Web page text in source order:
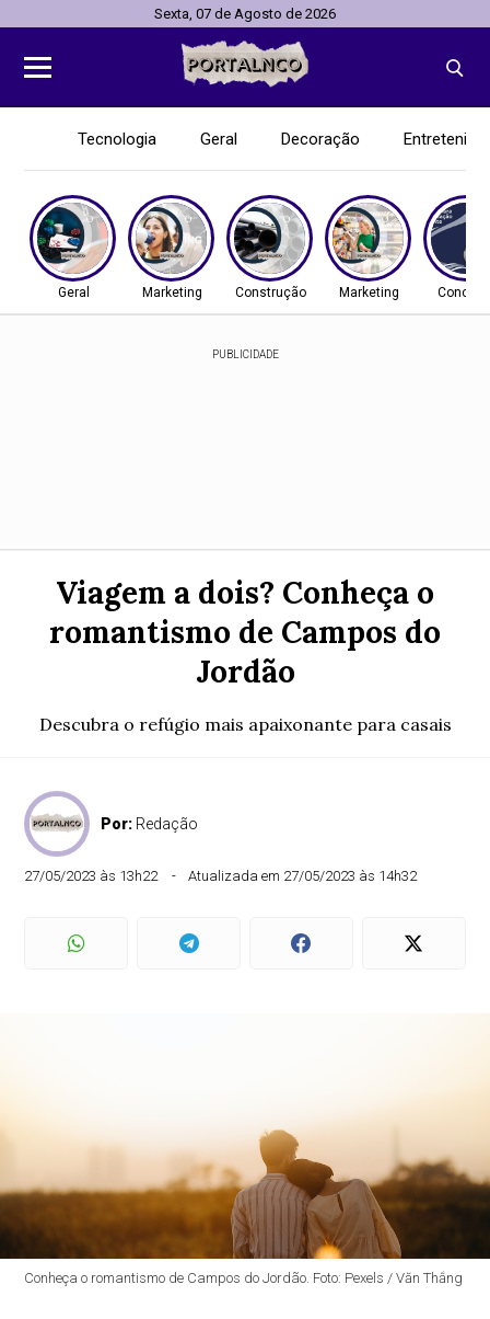
Sexta, 07 de Agosto de 2026
Tecnologia Geral Decoração
Geral Marketing Construção Marketing
PUBLICIDADE
Viagem a dois? Conheça o
romantismo de Campos do
Jordão
Descubra o refúgio mais apaixonante para casais
Por: Redação
27/05/2023 às 13h22 Atualizada em 27/05/2023 às 14h32
Conheça o romantismo de Campos do Jordão. Foto: Pexels / Văn Thắng